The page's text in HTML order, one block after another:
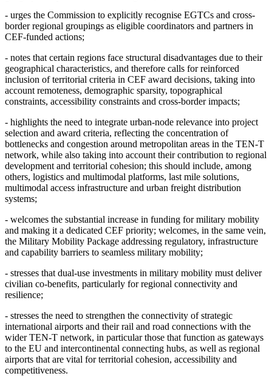
- urges the Commission to explicitly recognise EGTCs and cross-
border regional groupings as eligible coordinators and partners in
CEF-funded actions;
- notes that certain regions face structural disadvantages due to their
geographical characteristics, and therefore calls for reinforced
inclusion of territorial criteria in CEF award decisions, taking into
account remoteness, demographic sparsity, topographical
constraints, accessibility constraints and cross-border impacts;
- highlights the need to integrate urban-node relevance into project
selection and award criteria, reflecting the concentration of
bottlenecks and congestion around metropolitan areas in the TEN-T
network, while also taking into account their contribution to regional
development and territorial cohesion; this should include, among
others, logistics and multimodal platforms, last mile solutions,
multimodal access infrastructure and urban freight distribution
systems;
- welcomes the substantial increase in funding for military mobility
and making it a dedicated CEF priority; welcomes, in the same vein,
the Military Mobility Package addressing regulatory, infrastructure
and capability barriers to seamless military mobility;
- stresses that dual-use investments in military mobility must deliver
civilian co-benefits, particularly for regional connectivity and
resilience;
- stresses the need to strengthen the connectivity of strategic
international airports and their rail and road connections with the
wider TEN-T network, in particular those that function as gateways
to the EU and intercontinental connecting hubs, as well as regional
airports that are vital for territorial cohesion, accessibility and
competitiveness.